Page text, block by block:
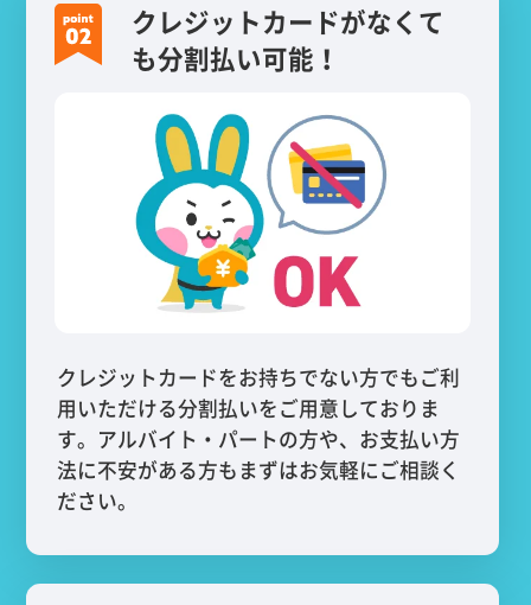
クレジットカードがなくて
も分割払い可能！
クレジットカードをお持ちでない方でもご利
用いただける分割払いをご用意しておりま
す。アルバイト・パートの方や、お支払い方
法に不安がある方もまずはお気軽にご相談く
ださい。